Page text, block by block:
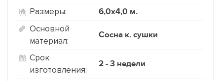
Размеры: 6,0х4,0 м.
Основной
материал:
Сосна к. сушки
Срок
изготовления:
2 - 3 недели